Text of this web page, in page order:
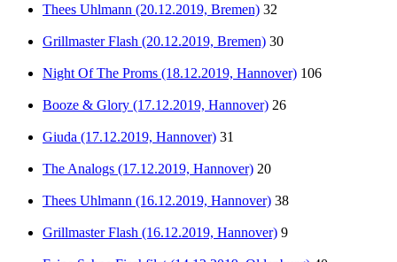
Thees Uhlmann (20.12.2019, Bremen) 32
Grillmaster Flash (20.12.2019, Bremen) 30
Night Of The Proms (18.12.2019, Hannover) 106
Booze & Glory (17.12.2019, Hannover) 26
Giuda (17.12.2019, Hannover) 31
The Analogs (17.12.2019, Hannover) 20
Thees Uhlmann (16.12.2019, Hannover) 38
Grillmaster Flash (16.12.2019, Hannover) 9